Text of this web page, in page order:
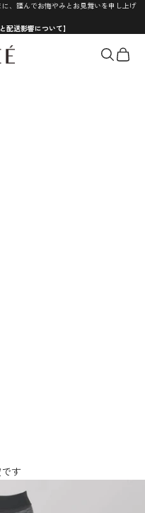
、謹んでお悔やみとお見舞いを申し上げ
配送影響について】
検索カート
す